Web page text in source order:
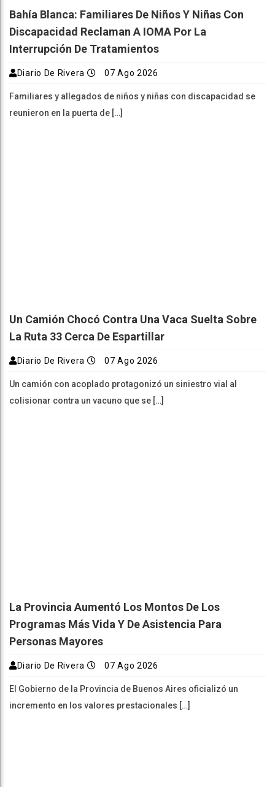
Bahía Blanca: Familiares De Niños Y Niñas Con
Discapacidad Reclaman A IOMA Por La
Interrupción De Tratamientos
Diario De Rivera 07 Ago 2026
Familiares y allegados de niños y niñas con discapacidad se
reunieron en la puerta de […]
Un Camión Chocó Contra Una Vaca Suelta Sobre
La Ruta 33 Cerca De Espartillar
Diario De Rivera 07 Ago 2026
Un camión con acoplado protagonizó un siniestro vial al
colisionar contra un vacuno que se […]
La Provincia Aumentó Los Montos De Los
Programas Más Vida Y De Asistencia Para
Personas Mayores
Diario De Rivera 07 Ago 2026
El Gobierno de la Provincia de Buenos Aires oficializó un
incremento en los valores prestacionales […]